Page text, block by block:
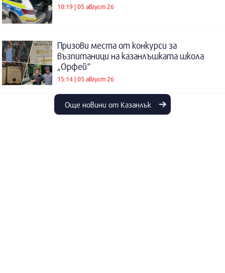
10:19 | 05 август 26
Призови места от конкурси за
възпитаници на казанлъшката школа
„Орфей“
15:14 | 05 август 26
Още новини от Казанлък